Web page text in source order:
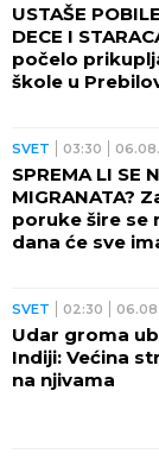
USTAŠE
DECE I
počelo
škole u
SVET 03:30
SPREMA LI SE
MIGRANATA?
poruke šire se
dana će sve
SVET 02:30
Udar groma
Indiji: Većina
na njivama